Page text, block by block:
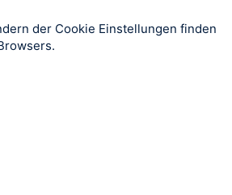
der Cookie Einstellungen finden